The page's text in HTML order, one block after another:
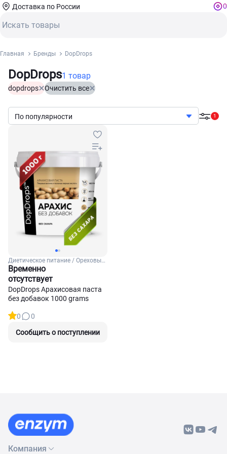
Доставка по России 0
Главная Бренды DopDrops
DopDrops1 товар
dopdrops Очистить все
По популярности 1
Диетическое питание / Ореховые
пасты
Временно
отсутствует
DopDrops Арахисовая паста
без добавок 1000 grams
0
0
Сообщить о поступлении
Компания